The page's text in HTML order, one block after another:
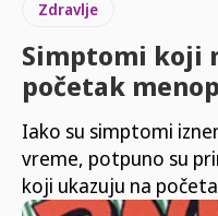
Zdravlje
Simptomi koji
početak
Iako su simptomi
vreme, potpuno su
koji ukazuju na